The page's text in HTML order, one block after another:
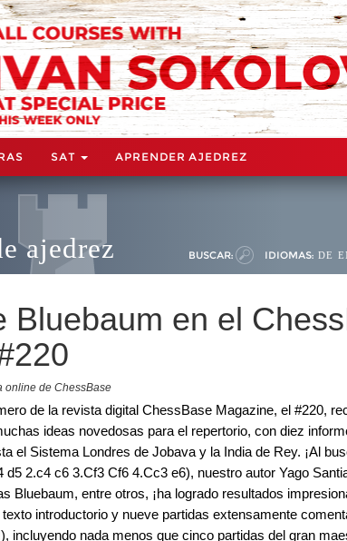
SAT APRENDER AJEDREZ
ajedrez BUSCAR: IDIOMAS: DE
Bluebaum en el
online de ChessBase
de la revista digital ChessBase Magazine, el #220,
ideas novedosas para el repertorio, con diez
el Sistema Londres de Jobava y la India de Rey. ¡Al
d5 2.c4 c6 3.Cf3 Cf6 4.Cc3 e6), nuestro autor Yago
Bluebaum, entre otros, ¡ha logrado resultados
introductorio y nueve partidas extensamente
incluyendo nada menos que cinco partidas del gran